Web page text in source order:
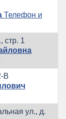
Телефон и
стр. 1
В
ул., д.